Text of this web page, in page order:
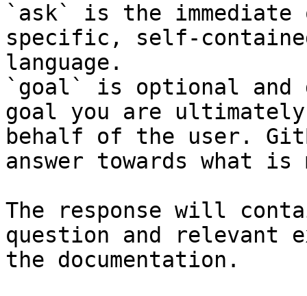
`ask` is the
specific, self-
language.
`goal` is optional and
goal you are
behalf of the user.
answer towards what
The response will
question and relevant
the documentation.